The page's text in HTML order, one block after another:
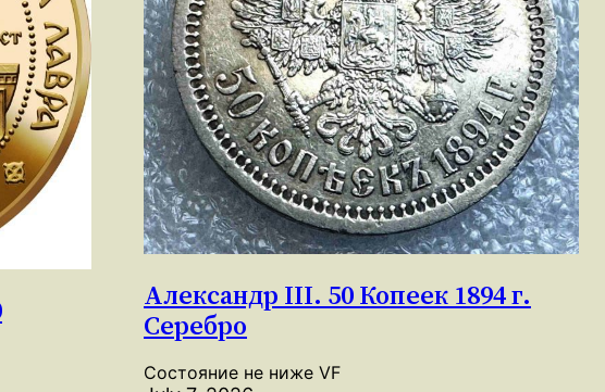
Александр III. 50 Копеек 1894 г.
Серебро
Состояние не ниже VF